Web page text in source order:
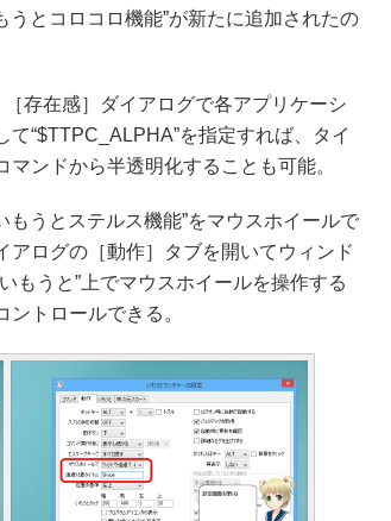
とコロコロ機能”が新たに追加されたの
存在感］ダイアログで各アプリケーシ
“$TTPC_ALPHA”を指定すれば、タイ
ンドから半透明化することも可能。
うとステルス機能”をマウスホイールで
ログの［動作］タブを開いてウィンド
もうと”上でマウスホイールを操作する
トロールできる。